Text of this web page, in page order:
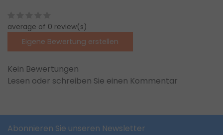
average of 0 review(s)
Eigene Bewertung erstellen
Kein Bewertungen
Lesen oder schreiben Sie einen Kommentar
Abonnieren Sie unseren Newsletter